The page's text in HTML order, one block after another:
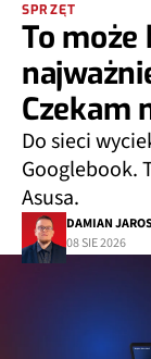
SPRZĘT
To może
Czekam
Do sieci
Googlebook.
Asusa.
DAMIAN
08 SIE 2026